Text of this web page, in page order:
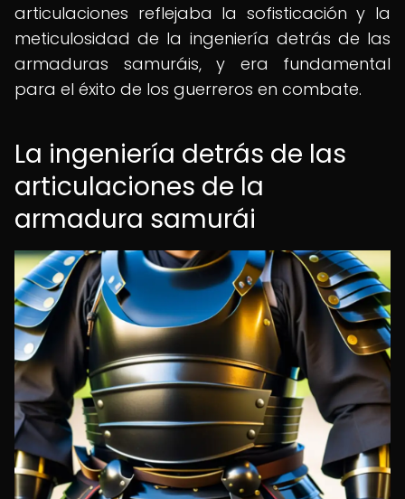
articulaciones reflejaba la sofisticación y la
meticulosidad de la ingeniería detrás de las
armaduras samuráis, y era fundamental
para el éxito de los guerreros en combate.
La ingeniería detrás de las
articulaciones de la
armadura samurái